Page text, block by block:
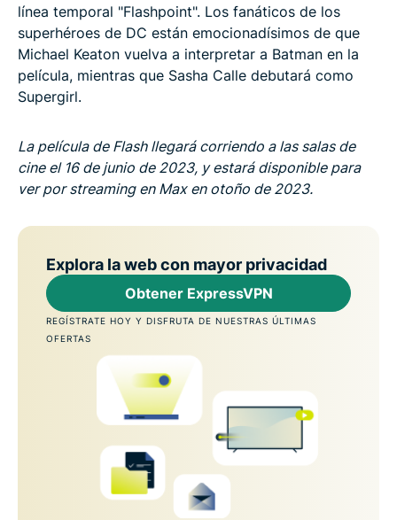
línea temporal "Flashpoint". Los fanáticos de los
superhéroes de DC están emocionadísimos de que
Michael Keaton vuelva a interpretar a Batman en la
película, mientras que Sasha Calle debutará como
Supergirl.
La película de Flash llegará corriendo a las salas de
cine el 16 de junio de 2023, y estará disponible para
ver por streaming en Max en otoño de 2023.
Explora la web con mayor privacidad
Obtener ExpressVPN
REGÍSTRATE HOY Y DISFRUTA DE NUESTRAS ÚLTIMAS
OFERTAS